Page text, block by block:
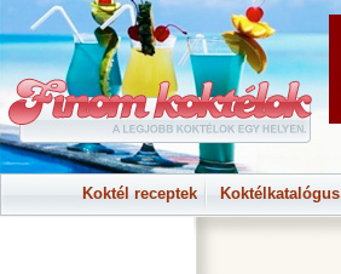
Koktél receptek Koktélkatalógus